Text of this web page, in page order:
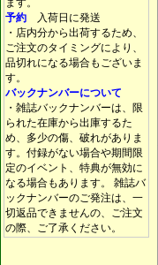
ます。
予約 入荷日に発送
・店内分から出荷するため、
ご注文のタイミングにより、
品切れになる場合もございま
す。
バックナンバーについて
・雑誌バックナンバーは、限
られた在庫から出庫するた
め、多少の傷、破れがありま
す。付録がない場合や期間限
定のイベント、特典が無効に
なる場合もあります。 雑誌バ
ックナンバーのご発注は、一
切返品できませんの、ご注文
の際、ご了承ください。